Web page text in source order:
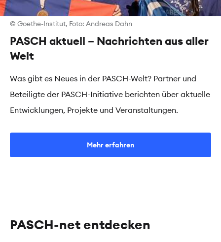
© Goethe-Institut, Foto: Andreas Dahn
PASCH aktuell – Nachrichten aus aller
Welt
Was gibt es Neues in der PASCH-Welt? Partner und
Beteiligte der PASCH-Initiative berichten über aktuelle
Entwicklungen, Projekte und Veranstaltungen.
Mehr erfahren
PASCH-net entdecken